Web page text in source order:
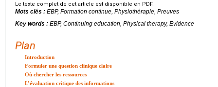
Le texte complet de cet article est disponible en PDF.
Mots clés : EBP, Formation continue, Physiothérapie, Preuves
Key words : EBP, Continuing education, Physical therapy, Evidence
Plan
Introduction
Formuler une question clinique claire
Où chercher les ressources
L’évaluation critique des informations